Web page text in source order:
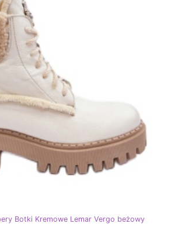
Botki Kremowe Lemar Vergo beżowy